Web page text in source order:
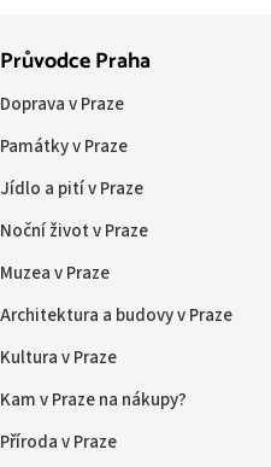
Průvodce Praha
Doprava v Praze
Památky v Praze
Jídlo a pití v Praze
Noční život v Praze
Muzea v Praze
Architektura a budovy v Praze
Kultura v Praze
Kam v Praze na nákupy?
Příroda v Praze